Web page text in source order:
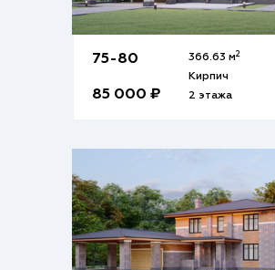
75-80
85 000 ₽
366.63 м2
Кирпич
2 этажа